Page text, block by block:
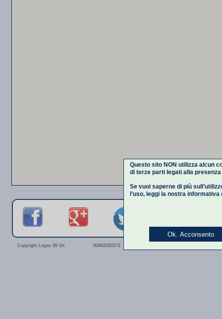
Copyright Logos 99 Srl 00892080573
Questo sito NON utilizza alcun
di terze parti legati alla
Se vuoi saperne di più
l’uso, leggi la nostra informativa
Ok. Acconsento